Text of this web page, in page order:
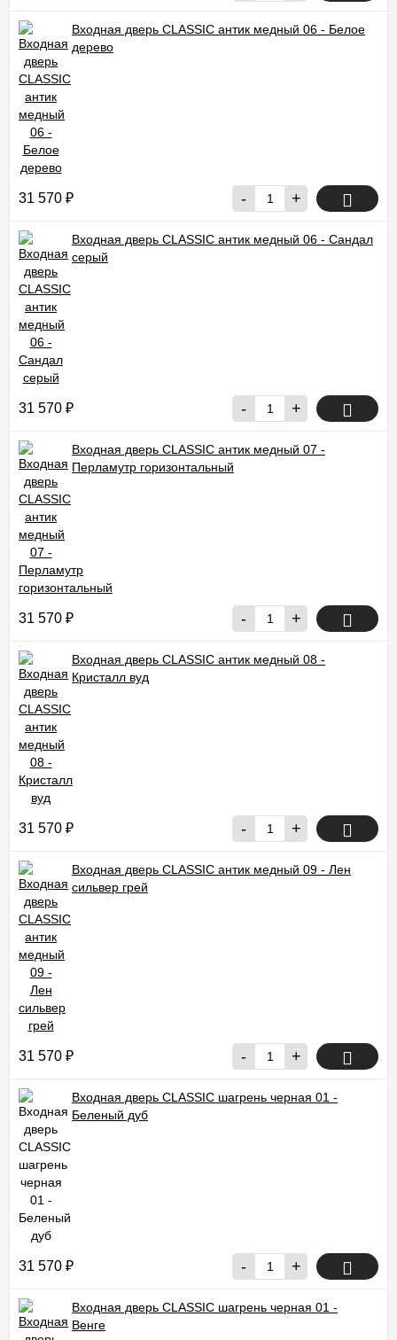
Входная дверь CLASSIC антик медный 06 - Белое
дерево
31 570 ₽ - +
Входная дверь CLASSIC антик медный 06 - Сандал
серый
31 570 ₽ - +
Входная дверь CLASSIC антик медный 07 -
Перламутр горизонтальный
31 570 ₽ - +
Входная дверь CLASSIC антик медный 08 -
Кристалл вуд
31 570 ₽ - +
Входная дверь CLASSIC антик медный 09 - Лен
сильвер грей
31 570 ₽ - +
Входная дверь CLASSIC шагрень черная 01 -
Беленый дуб
31 570 ₽ - +
Входная дверь CLASSIC шагрень черная 01 -
Венге